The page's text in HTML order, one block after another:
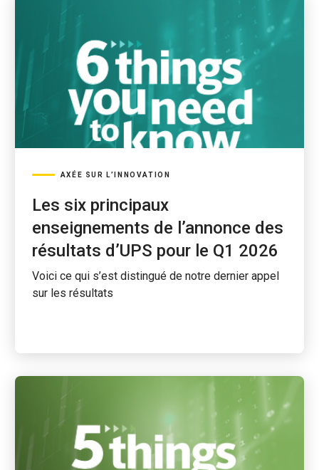
AXÉE SUR L’INNOVATION
Les six principaux
enseignements de l’annonce des
résultats d’UPS pour le Q1 2026
Voici ce qui s’est distingué de notre dernier appel
sur les résultats